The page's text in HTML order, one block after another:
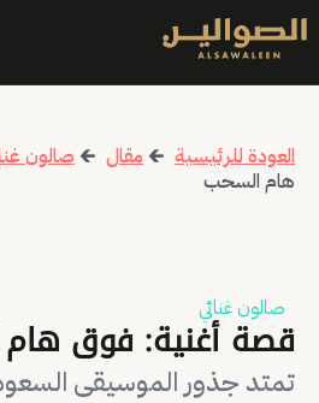
العودة للرئيسية 🡰 مقال 🡰 صالون
هام السحب
صالون غنائي
قصة أغنية: فوق
تمتد جذور الموسيقى